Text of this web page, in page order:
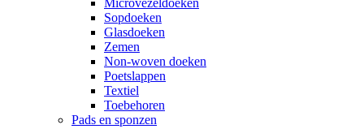
Sopdoeken
Glasdoeken
Zemen
Non-woven doeken
Poetslappen
Textiel
Toebehoren
Pads en sponzen